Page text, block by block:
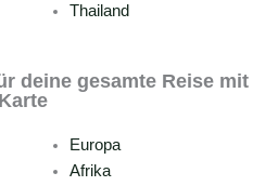
Thailand
deine gesamte Reise mit
Europa
Afrika